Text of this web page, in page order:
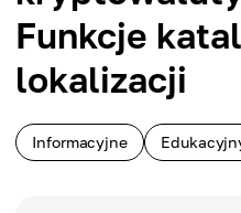
Funkcje
lokalizacji
Informacyjne